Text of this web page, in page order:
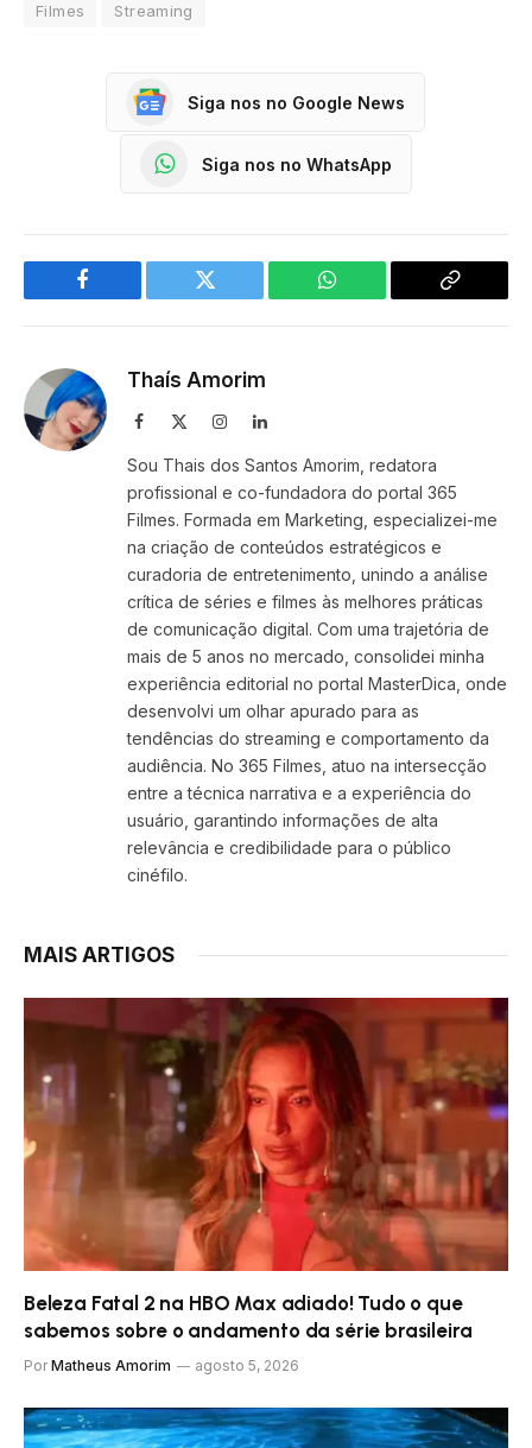
Filmes Streaming
Siga nos no Google News
Siga nos no WhatsApp
Facebook Twitter WhatsApp
Copy
Thaís Amorim
Facebook InstagramLinkedIn
Sou Thais dos Santos Amorim, redatora
profissional e co-fundadora do portal 365
Filmes. Formada em Marketing, especializei-me
na criação de conteúdos estratégicos e
curadoria de entretenimento, unindo a análise
crítica de séries e filmes às melhores práticas
de comunicação digital. Com uma trajetória de
mais de 5 anos no mercado, consolidei minha
experiência editorial no portal MasterDica, onde
desenvolvi um olhar apurado para as
tendências do streaming e comportamento da
audiência. No 365 Filmes, atuo na intersecção
entre a técnica narrativa e a experiência do
usuário, garantindo informações de alta
relevância e credibilidade para o público
cinéfilo.
MAIS ARTIGOS
Beleza Fatal 2 na HBO Max adiado! Tudo o que
sabemos sobre o andamento da série brasileira
Por Matheus Amorim agosto 5, 2026